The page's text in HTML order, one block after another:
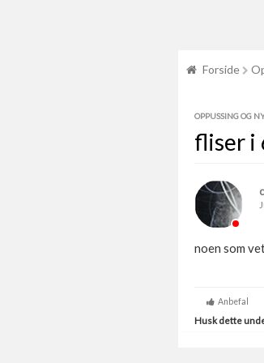
Forside
OPPUSSING OG
fliser i
noen som
Anbefal
Husk dette